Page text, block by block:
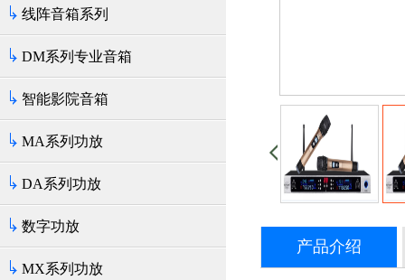
线阵音箱系列
DM系列专业音箱
智能影院音箱
MA系列功放
DA系列功放
数字功放
MX系列功放
产品介绍